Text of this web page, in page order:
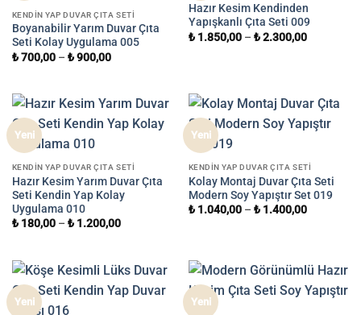
KENDIN YAP DUVAR ÇITA SETI
Boyanabilir Yarım Duvar Çıta
Seti Kolay Uygulama 005
₺700,00– ₺900,00
Hazır Kesim Kendinden
Yapışkanlı Çıta Seti 009
₺1.850,00– ₺2.300,00
Yeni
KENDIN YAP DUVAR ÇITA SETI
Hazır Kesim Yarım Duvar Çıta
Seti Kendin Yap Kolay
Uygulama 010
₺180,00– ₺1.200,00
Yeni
KENDIN YAP DUVAR ÇITA SETI
Kolay Montaj Duvar Çıta Seti
Modern Soy Yapıştır Set 019
₺1.040,00– ₺1.400,00
Yeni Yeni